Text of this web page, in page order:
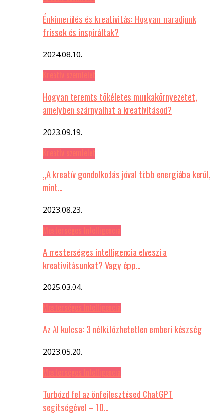
Énkimerülés és kreativitás: Hogyan maradjunk
frissek és inspiráltak?
2024.08.10.
Hogyan teremts tökéletes munkakörnyezetet,
amelyben szárnyalhat a kreativitásod?
2023.09.19.
„A kreatív gondolkodás jóval több energiába kerül,
mint…
2023.08.23.
A mesterséges intelligencia elveszi a
kreativitásunkat? Vagy épp…
2025.03.04.
Az AI kulcsa: 3 nélkülözhetetlen emberi készség
2023.05.20.
Turbózd fel az önfejlesztésed ChatGPT
segítségével – 10…